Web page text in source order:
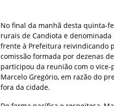
No final da manhã desta quinta-
rurais de Candiota e denominada
frente à Prefeitura reivindicando
comissão formada por dezenas
participou da reunião com o vice-
Marcelo Gregório, em razão do
fora da cidade.